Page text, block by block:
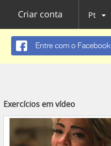
Criar conta Pt
Entre com o Facebook
Exercícios em vídeo